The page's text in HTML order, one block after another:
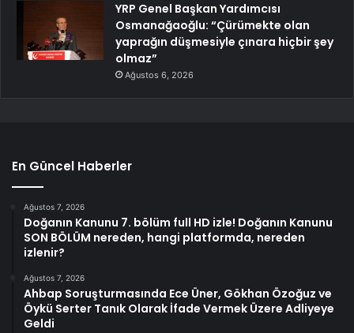
YRP Genel Başkan Yardımcısı
Osmanağaoğlu: “Çürümekte olan
yaprağın düşmesiyle çınara hiçbir şey
olmaz”
Ağustos 6, 2026
En Güncel Haberler
Ağustos 7, 2026
Doğanın Kanunu 7. bölüm full HD izle! Doğanın Kanunu
SON BÖLÜM nereden, hangi platformda, nereden
izlenir?
Ağustos 7, 2026
Ahbap Soruşturmasında Ece Üner, Gökhan Özoğuz ve
Öykü Serter Tanık Olarak İfade Vermek Üzere Adliyeye
Geldi